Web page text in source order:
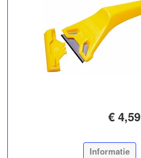
€ 4,59
Informatie